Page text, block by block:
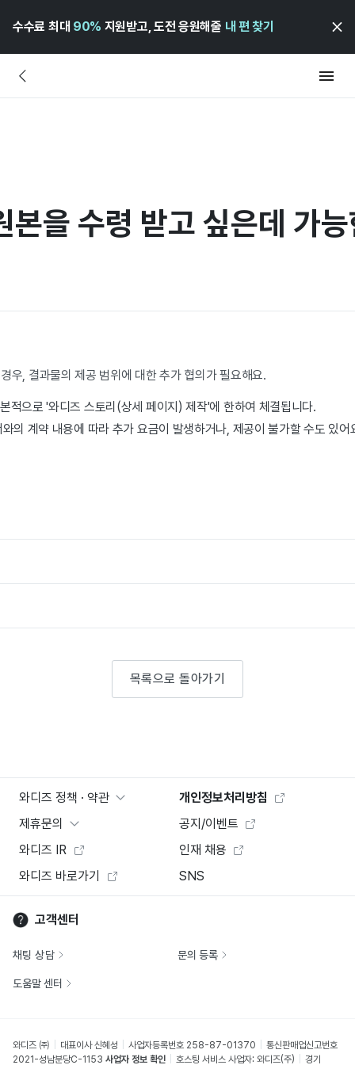
수수료 최대 90% 지원받고, 도전 응원해줄 내 편 찾기
본을 수령 받고 싶은데 가
우, 결과물의 제공 범위에 대한 추가 협의가 필요해요.
적으로 '와디즈 스토리(상세 페이지) 제작'에 한하여 체결됩니다.
의 계약 내용에 따라 추가 요금이 발생하거나, 제공이 불가할 수도 있어
목록으로 돌아가기
와디즈 정책 · 약관
개인정보처리방침
제휴문의
공지/이벤트
와디즈 IR
인재 채용
와디즈 바로가기
SNS
고객센터
채팅 상담 문의 등록
도움말 센터
와디즈 ㈜ 대표이사 신혜성 사업자등록번호 258-87-01370
통신판매업신고번호
2021-성남분당C-1153 사업자 정보 확인 호스팅 서비스 사업자: 와디즈(주) 경기